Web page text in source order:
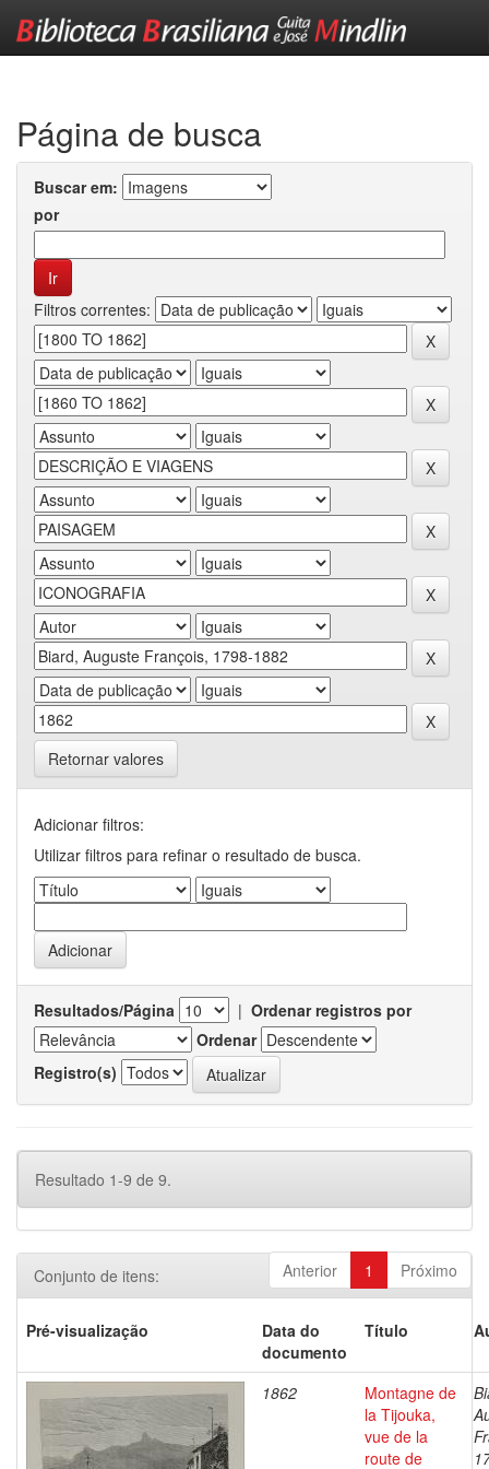
Página de busca
Buscar em:
por
Filtros correntes:
Retornar valores
Adicionar filtros:
Utilizar filtros para refinar o resultado de busca.
Resultados/Página | Ordenar registros por
Ordenar
Registro(s)
Resultado 1-9 de 9.
Anterior 1 Próximo
Conjunto de itens:
Pré-visualização
Data do
documento
Título
1862
Montagne de
la Tijouka,
vue de la
route de